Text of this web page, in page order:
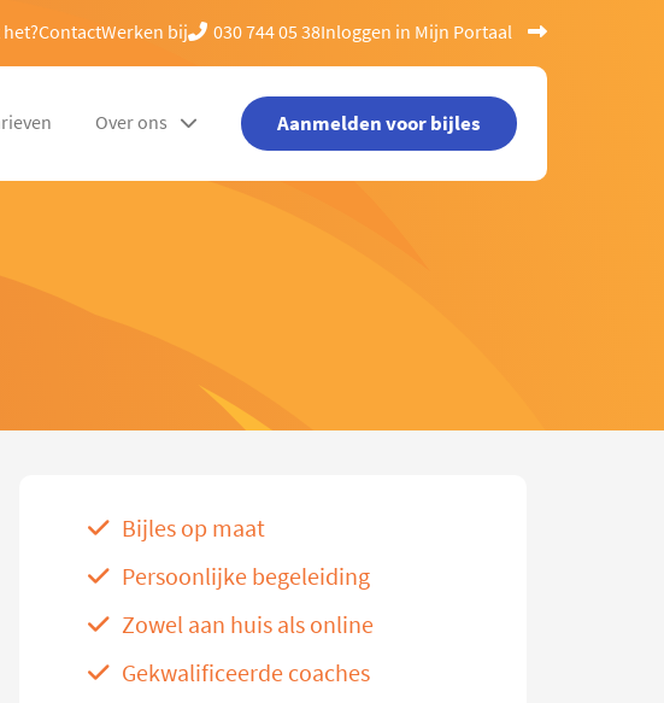
ContactWerken bij 030 744 05 38Inloggen in Mijn Portaal
Over ons Aanmelden voor bijles
Bijles op maat
Persoonlijke begeleiding
Zowel aan huis als online
Gekwalificeerde coaches